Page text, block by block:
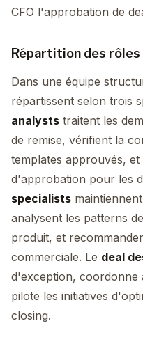
CFO l'approbation de
Répartition des rôles
Dans une équipe
répartissent selon trois
analysts traitent les
de remise, vérifient la
templates approuvés,
d'approbation pour les
specialists
analysent les patterns
produit, et
commerciale. Le deal
d'exception, coordonne
pilote les initiatives
closing.